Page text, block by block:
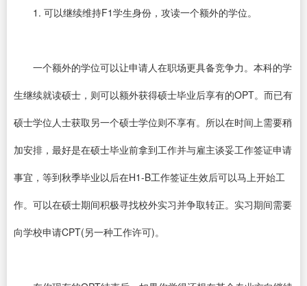
1. 可以继续维持F1学生身份，攻读一个额外的学位。
一个额外的学位可以让申请人在职场更具备竞争力。本科的学
生继续就读硕士，则可以额外获得硕士毕业后享有的OPT。而已有
硕士学位人士获取另一个硕士学位则不享有。所以在时间上需要稍
加安排，最好是在硕士毕业前拿到工作并与雇主谈妥工作签证申请
事宜，等到秋季毕业以后在H1-B工作签证生效后可以马上开始工
作。可以在硕士期间积极寻找校外实习并争取转正。实习期间需要
向学校申请CPT(另一种工作许可)。